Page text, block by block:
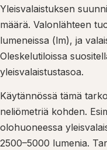
Yleisvalaistuksen
määrä. Valonlähteen
lumeneissa (lm), ja
Oleskelutiloissa
yleisvalaistustasoa.
Käytännössä tämä
neliömetriä kohden.
olohuoneessa
2500–5000 lumenia.